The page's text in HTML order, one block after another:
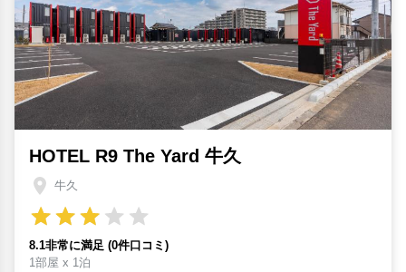
HOTEL R9 The Yard 牛久
牛久
8.1非常に満足 (0件口コミ)
1部屋 x 1泊